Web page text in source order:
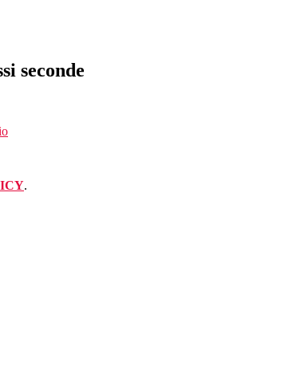
seconde
.